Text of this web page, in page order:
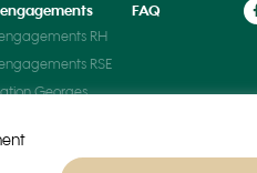
RH
RSE
Georges
FAQ